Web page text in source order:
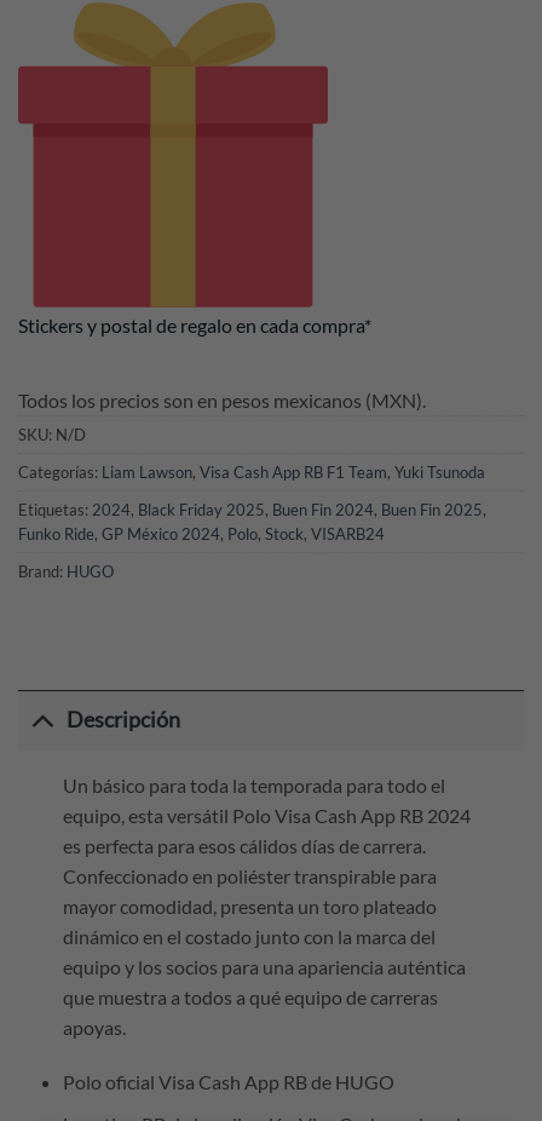
Stickers y postal de regalo en cada compra*
Todos los precios son en pesos mexicanos (MXN).
SKU: N/D
Categorías: Liam Lawson, Visa Cash App RB F1 Team, Yuki Tsunoda
Etiquetas: 2024, Black Friday 2025, Buen Fin 2024, Buen Fin 2025,
Funko Ride, GP México 2024, Polo, Stock, VISARB24
Brand: HUGO
Descripción
Un básico para toda la temporada para todo el
equipo, esta versátil Polo Visa Cash App RB 2024
es perfecta para esos cálidos días de carrera.
Confeccionado en poliéster transpirable para
mayor comodidad, presenta un toro plateado
dinámico en el costado junto con la marca del
equipo y los socios para una apariencia auténtica
que muestra a todos a qué equipo de carreras
apoyas.
Polo oficial Visa Cash App RB de HUGO